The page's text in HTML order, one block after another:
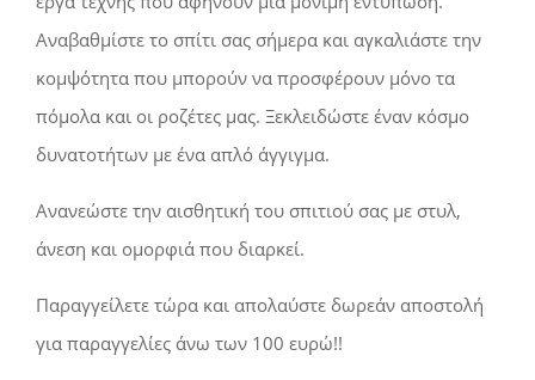
Αναβαθμίστε το σπίτι σας σήμερα και αγκαλιάστε την
κομψότητα που μπορούν να προσφέρουν μόνο τα
πόμολα και οι ροζέτες μας. Ξεκλειδώστε έναν κόσμο
δυνατοτήτων με ένα απλό άγγιγμα.
Ανανεώστε την αισθητική του σπιτιού σας με στυλ,
άνεση και ομορφιά που διαρκεί.
Παραγγείλετε τώρα και απολαύστε δωρεάν αποστολή
για παραγγελίες άνω των 100 ευρώ!!